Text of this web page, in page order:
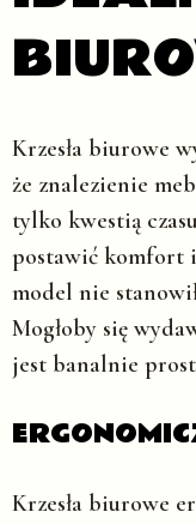
Krzesła biurowe
że znalezienie
tylko kwestią
postawić komfort
model nie
Mogłoby się
jest banalnie
Krzesła biurowe